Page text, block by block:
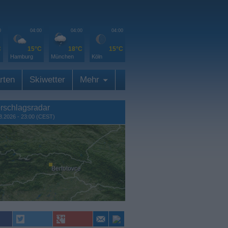
04:00
15°C
Hamburg
04:00
18°C
München
04:00
15°C
Köln
Skiwetter Mehr
- 23:00 (CEST)
Bertotovce